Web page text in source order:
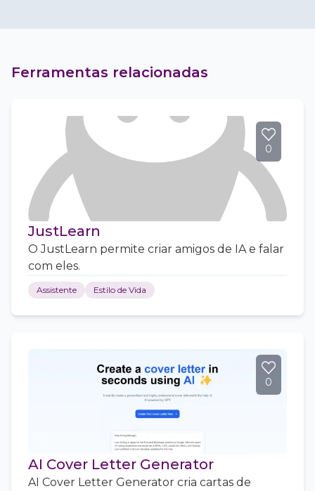
Ferramentas relacionadas
0
JustLearn
O JustLearn permite criar amigos de IA e falar
com eles.
Assistente Estilo de Vida
0
AI Cover Letter Generator
AI Cover Letter Generator cria cartas de